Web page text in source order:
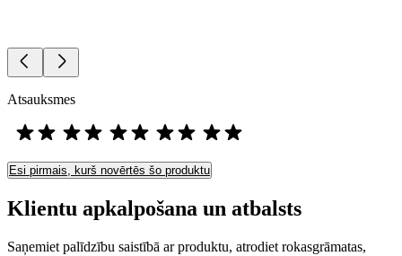
Atsauksmes
Esi pirmais, kurš novērtēs šo produktu
Klientu apkalpošana un atbalsts
Saņemiet palīdzību saistībā ar produktu, atrodiet rokasgrāmatas,